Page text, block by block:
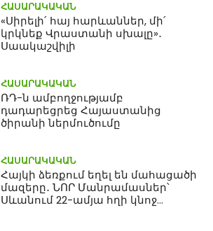
ՀԱՍԱՐԱԿԱԿԱՆ
«Սիրելի՛ հայ հարևաններ, մի՛
կրկնեք Վրաստանի սխալը»․
Սաակաշվիլի
ՀԱՍԱՐԱԿԱԿԱՆ
ՌԴ-ն ամբողջությամբ
դադարեցրեց Հայաստանից
ծիրանի ներմուծումը
ՀԱՍԱՐԱԿԱԿԱՆ
Հայկի ձեռքում եղել են մահացածի
մազերը․ ՆՈՐ Մանրամասներ՝
Սևանում 22-ամյա հղի կնոջ